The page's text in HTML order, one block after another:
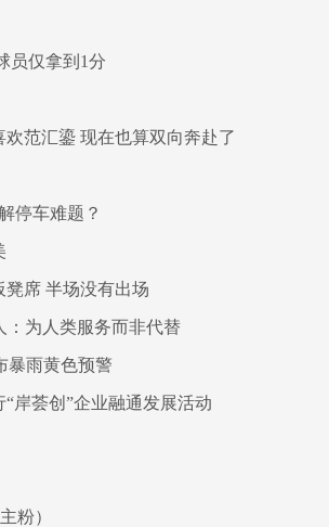
员仅拿到1分
范汇鎏 现在也算双向奔赴了
停车难题？
席 半场没有出场
：为人类服务而非代替
暴雨黄色预警
岸荟创”企业融通发展活动
粉）